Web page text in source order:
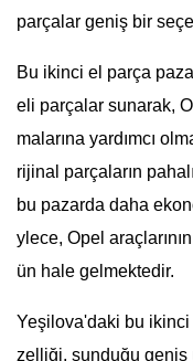
parçalar geniş bir
Bu ikinci el parça
eli parçalar sunarak,
malarına yardımcı
rijinal parçaların
bu pazarda daha
ylece, Opel
ün hale gelmektedir.
Yeşilova'daki bu ikinci
zelliği, sunduğu geniş